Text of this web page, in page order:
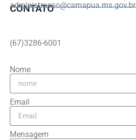
CONTATO
administracao@camapua.ms.gov.br
(67)3286-6001
Nome
Email
Mensagem